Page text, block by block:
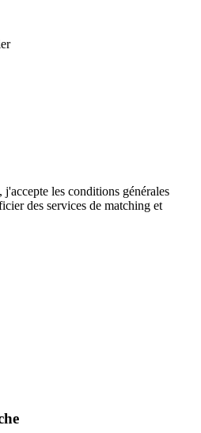
les conditions générales
des services de matching et